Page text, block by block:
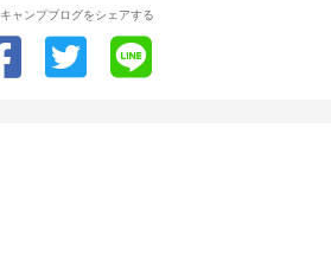
ャンプブログをシェアする